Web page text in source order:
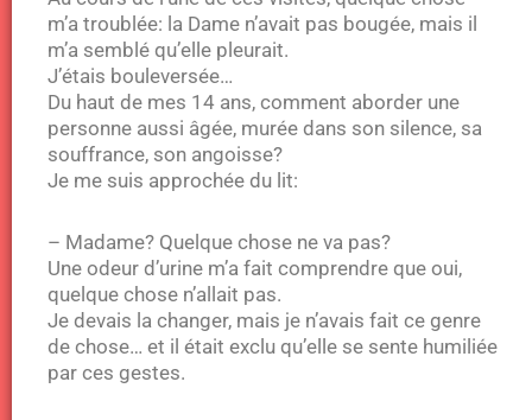
m’a troublée: la Dame n’avait pas bougée, mais il
m’a semblé qu’elle pleurait.
J’étais bouleversée…
Du haut de mes 14 ans, comment aborder une
personne aussi âgée, murée dans son silence, sa
souffrance, son angoisse?
Je me suis approchée du lit:
– Madame? Quelque chose ne va pas?
Une odeur d’urine m’a fait comprendre que oui,
quelque chose n’allait pas.
Je devais la changer, mais je n’avais fait ce genre
de chose… et il était exclu qu’elle se sente humiliée
par ces gestes.